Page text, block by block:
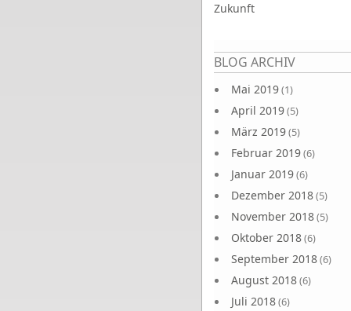
Zukunft
BLOG ARCHIV
Mai 2019(1)
April 2019(5)
März 2019(5)
Februar 2019(6)
Januar 2019(6)
Dezember 2018(5)
November 2018(5)
Oktober 2018(6)
September 2018(6)
August 2018(6)
Juli 2018(6)
Seiten